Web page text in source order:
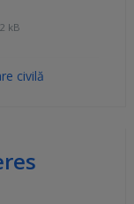
kB
civilă